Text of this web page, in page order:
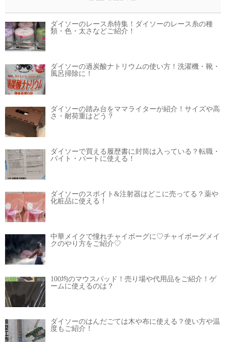
ダイソーのレース糸特集！ダイソーのレース糸の種
類・色・太さなどご紹介！
ダイソーの過炭酸ナトリウムの使い方！洗濯機・靴・
風呂掃除に！
ダイソーの踏み台をママライターが紹介！サイズや高
さ・耐荷重はどう？
ダイソーで買える履歴書に封筒は入っている？転職・
バイト・パートに使える！
ダイソーのスポイト&注射器はどこに売ってる？薬や
化粧品に使える！
中華メイクで憧れチャイボーグに♡チャイボーグメイ
クのやり方をご紹介♡
100均のマウスパッド！売り場や代用品をご紹介！ゲ
ームに使えるのは？
ダイソーのはんだごては木や布に使える？使い方や温
度もご紹介！